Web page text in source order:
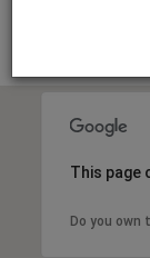
This page
Do you own